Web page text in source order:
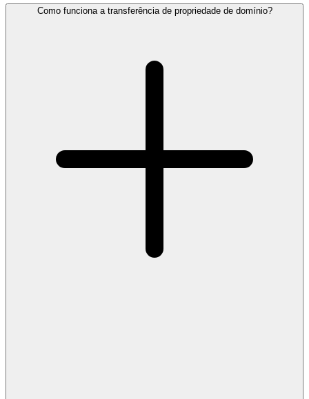
Como funciona a transferência de propriedade de domínio?